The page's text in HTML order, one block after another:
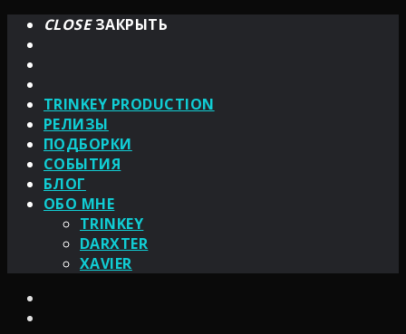
CLOSEЗАКРЫТЬ
TRINKEY PRODUCTION
РЕЛИЗЫ
ПОДБОРКИ
СОБЫТИЯ
БЛОГ
ОБО МНЕ
TRINKEY
DARXTER
XAVIER